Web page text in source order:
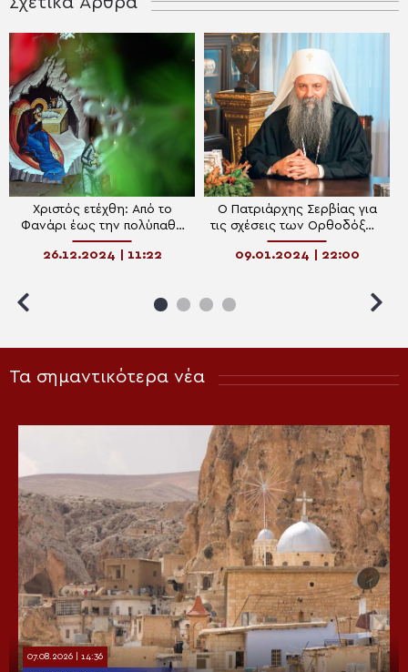
Χριστός ετέχθη: Από το
Φανάρι έως την πολύπαθη
Συρία – Τα Χριστούγεννα στις
Ορθόδοξες Εκκλησίες ανά
26.12.2024 | 11:22
Ο Πατριάρχης Σερβίας για
τις σχέσεις των Ορθοδόξων
Εκκλησιών και τους
πολέμους στη Μέση Ανατολή
09.01.2024 | 22:00
Τα σημαντικότερα νέα
07.08.2026 | 14:36